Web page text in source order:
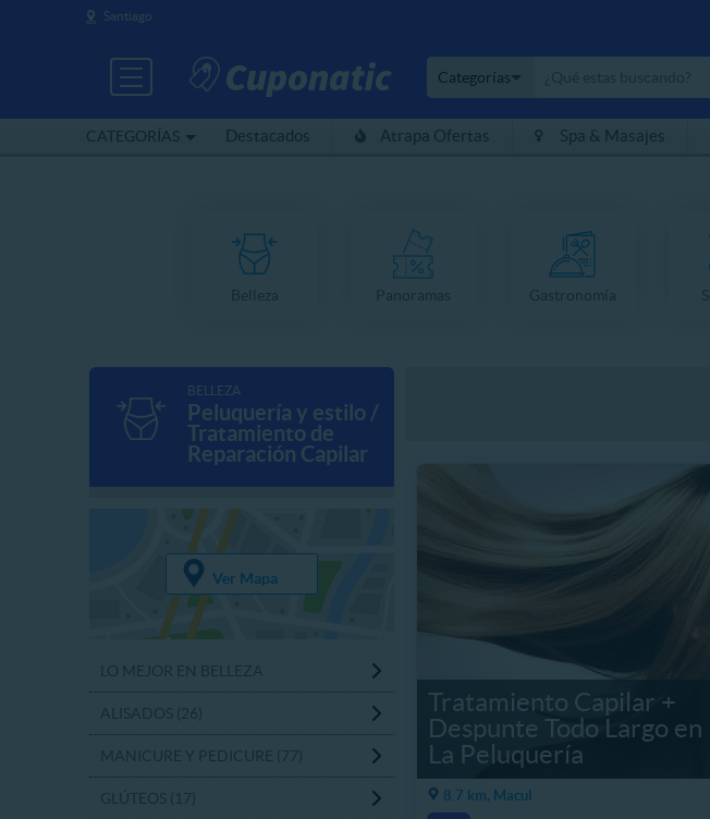
Santiago
CATEGORÍAS
Categorías
Destacados Atrapa Ofertas Spa & Masajes
BELLEZA
Peluquería y estilo /
Tratamiento de
Reparación Capilar
Ver Mapa
Tratamiento Capilar +
Despunte Todo Largo en
La Peluquería
8.7 km, Macul